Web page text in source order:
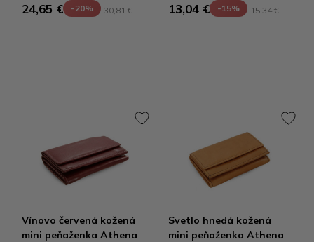
24,65 € -20% 30,81 € 13,04 € -15% 15,34 €
Vínovo červená kožená
mini peňaženka Athena
Svetlo hnedá kožená
mini peňaženka Athena